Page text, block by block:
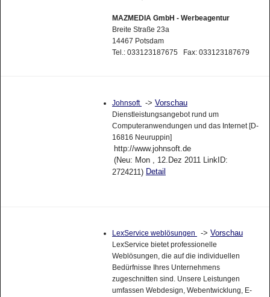
MAZMEDIA GmbH - Werbeagentur
Breite Straße 23a
14467 Potsdam
Tel.: 033123187675 Fax: 033123187679
Johnsoft -> Vorschau
Dienstleistungsangebot rund um
Computeranwendungen und das Internet [D-
16816 Neuruppin]
http://www.johnsoft.de
(Neu: Mon , 12.Dez 2011 LinkID:
2724211) Detail
LexService weblösungen -> Vorschau
LexService bietet professionelle
Weblösungen, die auf die individuellen
Bedürfnisse Ihres Unternehmens
zugeschnitten sind. Unsere Leistungen
umfassen Webdesign, Webentwicklung, E-